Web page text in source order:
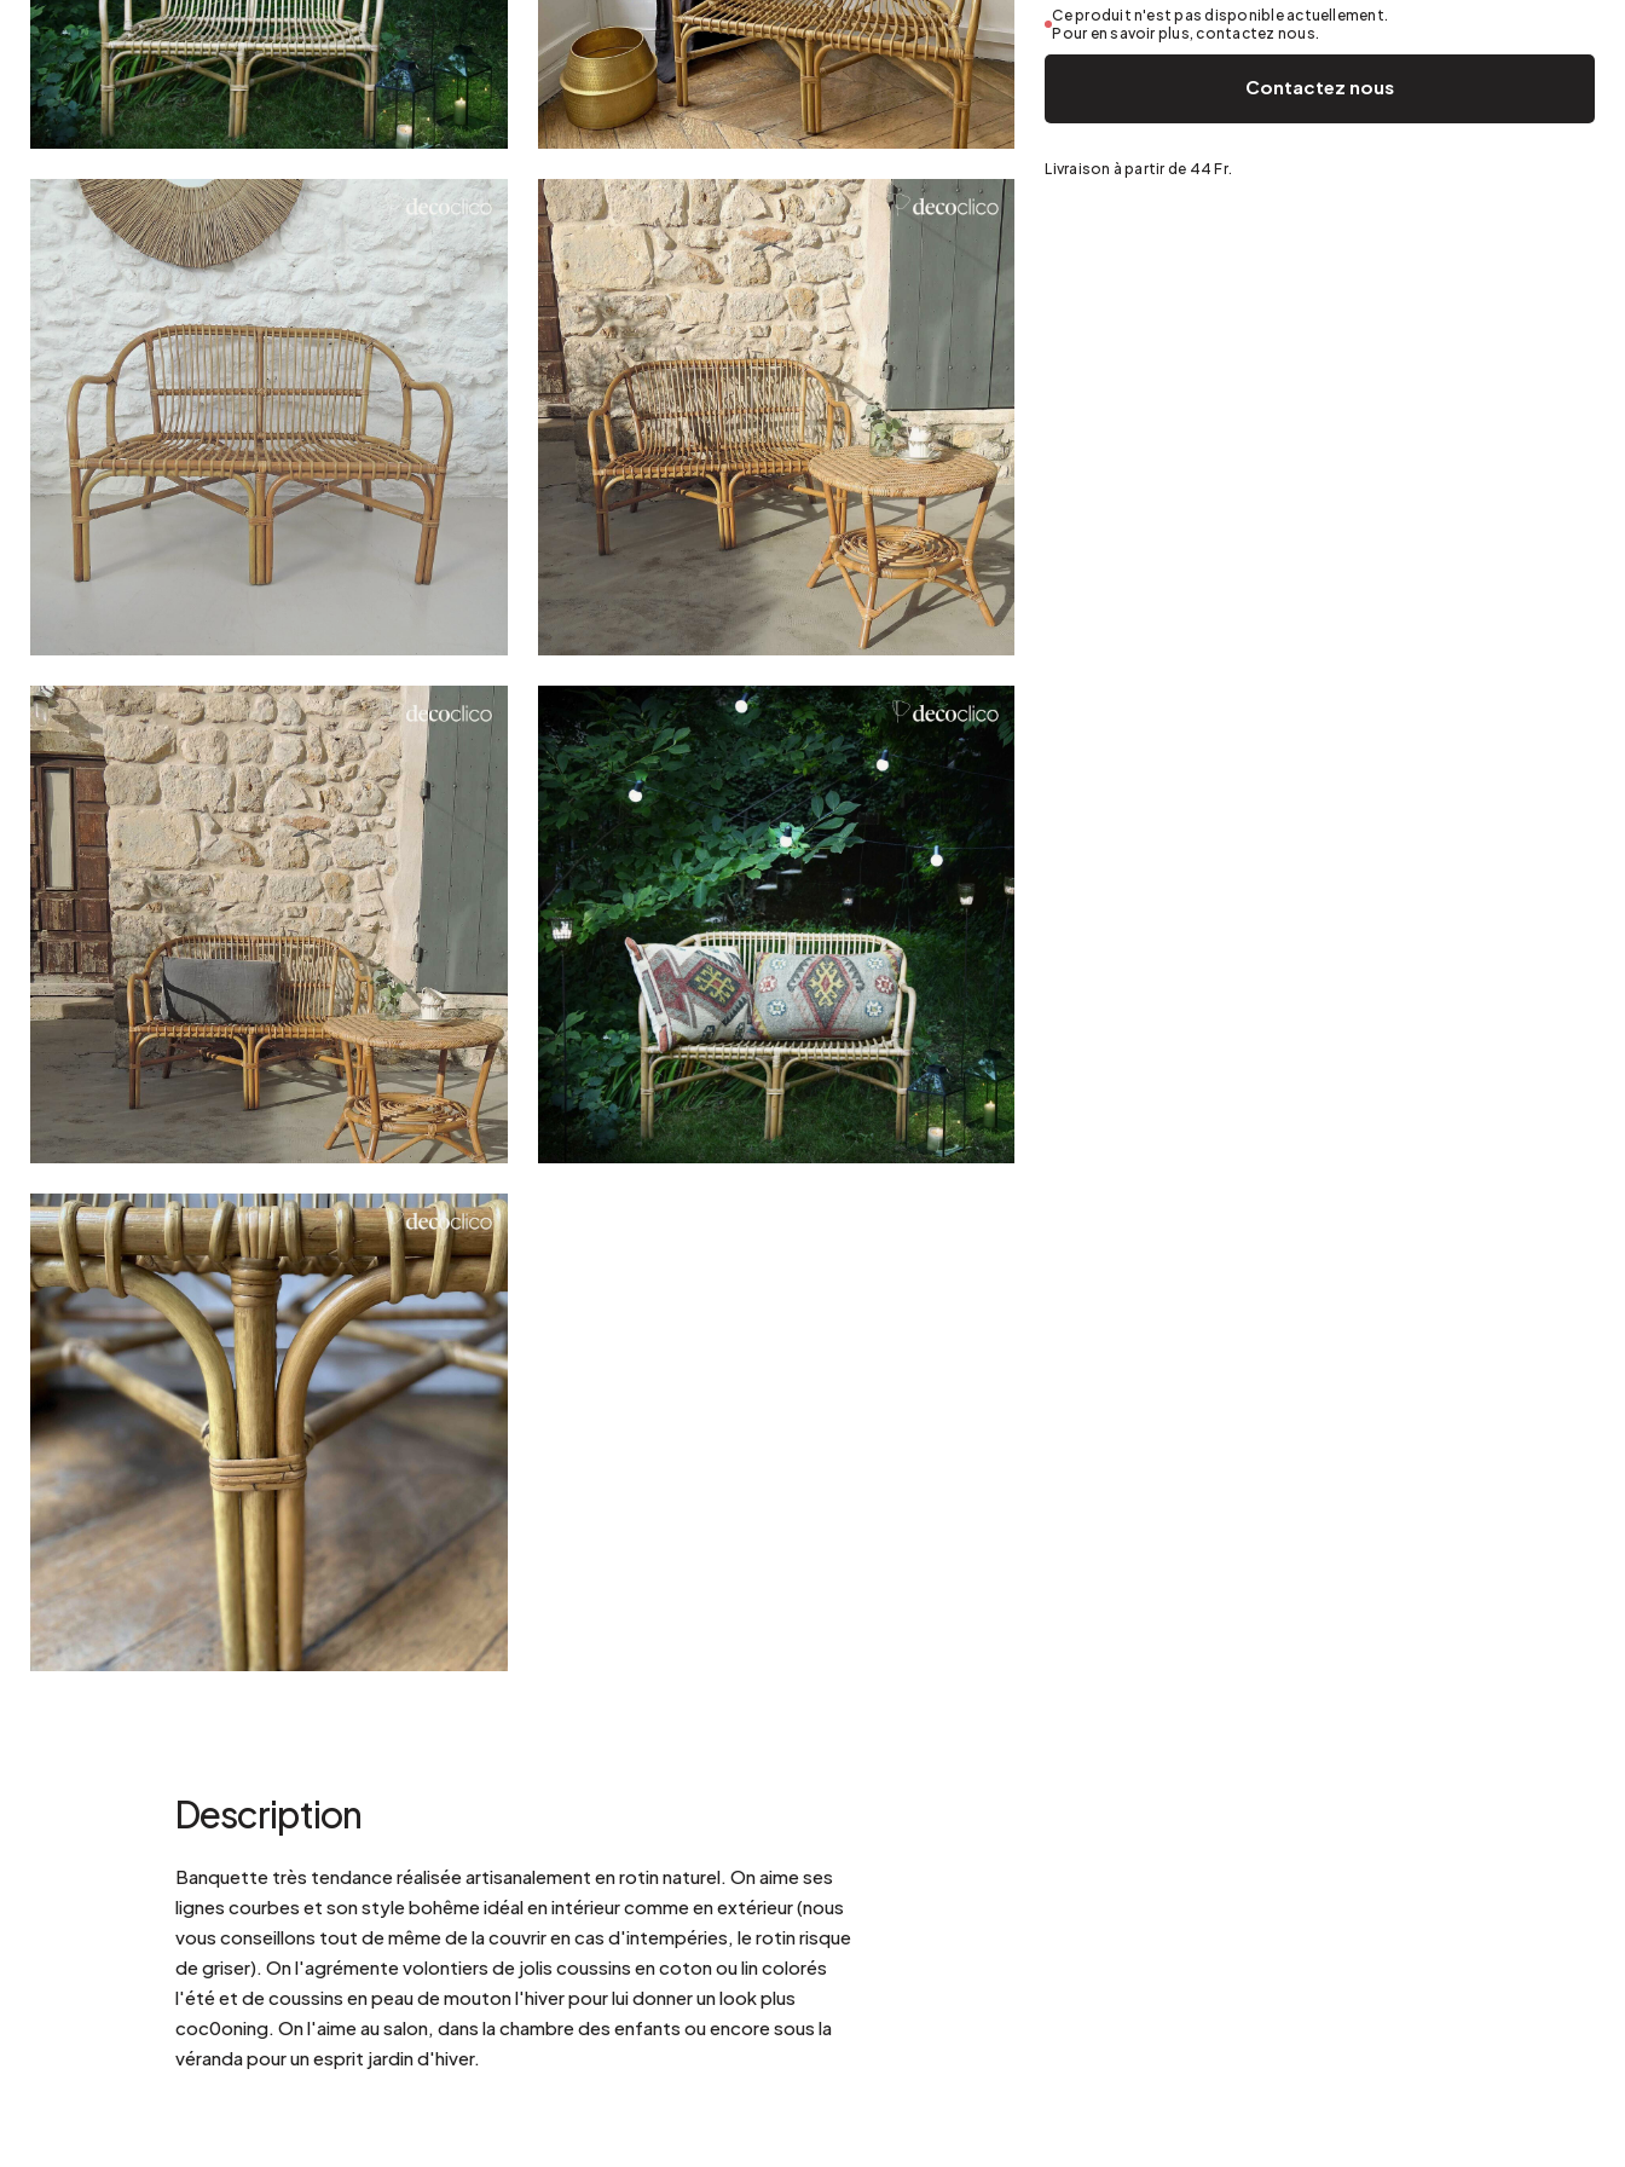
Jardin et terrasse
Bistrot
Bord de mer
Brocante
Contemporain
Esprit Haussmannien
Grand hôtel
Naturel
Velours
Bois blond
Papier mâché
Verre
Zinc et galva
Argenté
Rangement de printemps
Ce produit n'est pas disponible actuellement.
Pour en savoir plus, contactez nous.
Contactez nous
Livraison à partir de 44 Fr.
Description
Banquette très tendance réalisée artisanalement en rotin naturel. On aime ses
lignes courbes et son style bohême idéal en intérieur comme en extérieur (nous
vous conseillons tout de même de la couvrir en cas d'intempéries, le rotin risque
de griser). On l'agrémente volontiers de jolis coussins en coton ou lin colorés
l'été et de coussins en peau de mouton l'hiver pour lui donner un look plus
coc0oning. On l'aime au salon, dans la chambre des enfants ou encore sous la
véranda pour un esprit jardin d'hiver.